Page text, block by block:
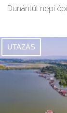
Dunántúl népi
UTAZÁS